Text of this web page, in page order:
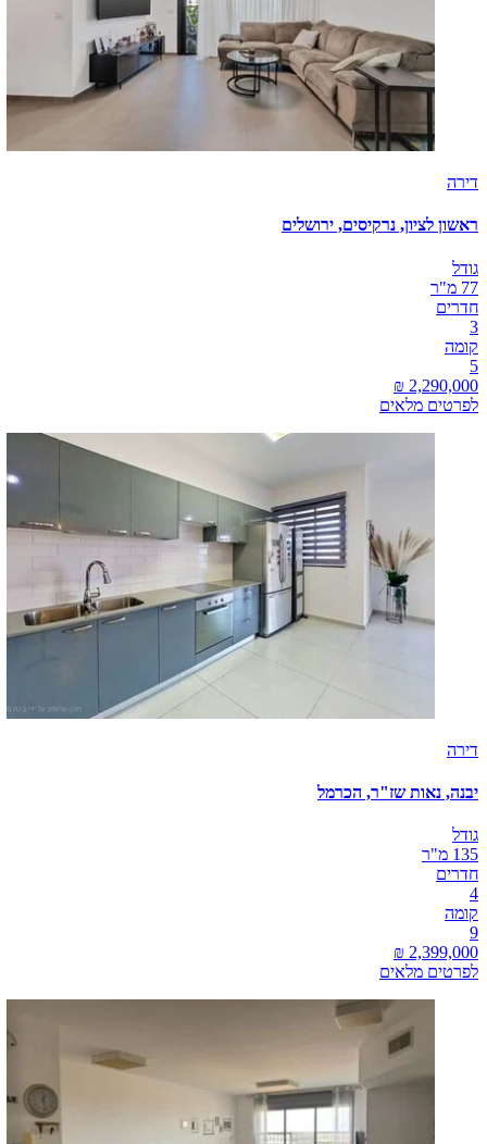
דירה
ראשון לציון, נרקיסים, ירושלים
גודל
77 מ"ר
חדרים
3
קומה
5
לפרטים מלאים
דירה
יבנה, נאות שז"ר, הכרמל
גודל
135 מ"ר
חדרים
4
קומה
9
לפרטים מלאים